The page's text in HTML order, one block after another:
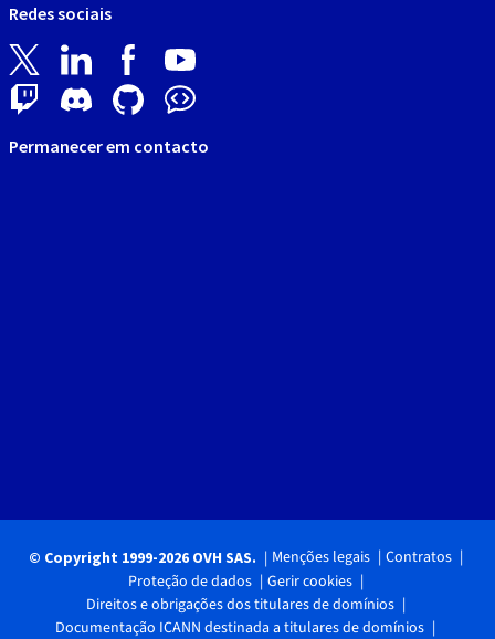
Redes sociais
Permanecer em contacto
© Copyright 1999-2026 OVH SAS. Menções legais
Contratos
Proteção de dados
Gerir cookies
Direitos e obrigações dos titulares de domínios
Documentação ICANN destinada a titulares de domínios